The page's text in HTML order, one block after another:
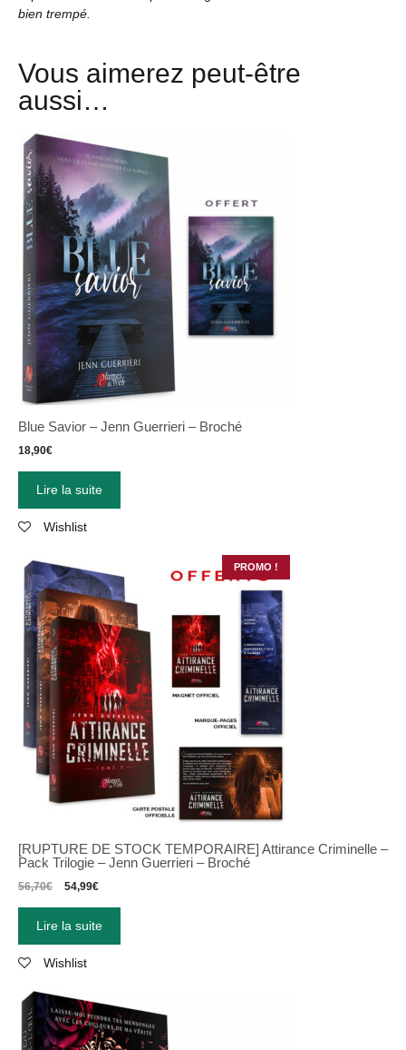
bien trempé.
Vous aimerez peut-être
aussi…
Blue Savior – Jenn Guerrieri – Broché
18,90€
Lire la suite
Wishlist
PROMO !
[RUPTURE DE STOCK TEMPORAIRE] Attirance Criminelle –
Pack Trilogie – Jenn Guerrieri – Broché
56,70€ 54,99€
Lire la suite
Wishlist